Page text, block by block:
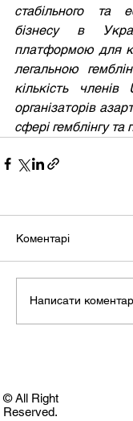
стабільного та
бізнесу в
платформою для
легальною
кількість
організаторів
сфері гемблінгу та
Коментарі
Написати
© All Right
Reserved.